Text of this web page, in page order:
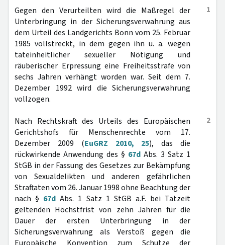
1
Gegen den Verurteilten wird die Maßregel der
Unterbringung in der Sicherungsverwahrung aus
dem Urteil des Landgerichts Bonn vom 25. Februar
1985 vollstreckt, in dem gegen ihn u. a. wegen
tateinheitlicher sexueller Nötigung und
räuberischer Erpressung eine Freiheitsstrafe von
sechs Jahren verhängt worden war. Seit dem 7.
Dezember 1992 wird die Sicherungsverwahrung
vollzogen.
2
Nach Rechtskraft des Urteils des Europäischen
Gerichtshofs für Menschenrechte vom 17.
Dezember 2009 (EuGRZ 2010, 25), das die
rückwirkende Anwendung des § 67d Abs. 3 Satz 1
StGB in der Fassung des Gesetzes zur Bekämpfung
von Sexualdelikten und anderen gefährlichen
Straftaten vom 26. Januar 1998 ohne Beachtung der
nach § 67d Abs. 1 Satz 1 StGB a.F. bei Tatzeit
geltenden Höchstfrist von zehn Jahren für die
Dauer der ersten Unterbringung in der
Sicherungsverwahrung als Verstoß gegen die